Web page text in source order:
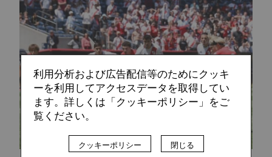
利用分析および広告配信等のためにクッキ
ーを利用してアクセスデータを取得してい
ます。詳しくは「クッキーポリシー」をご
覧ください。
クッキーポリシー 閉じる